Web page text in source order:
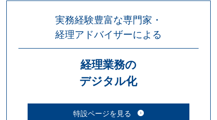
実務経験豊富な専門家・
経理アドバイザーによる
経理業務の
デジタル化
特設ページを見る